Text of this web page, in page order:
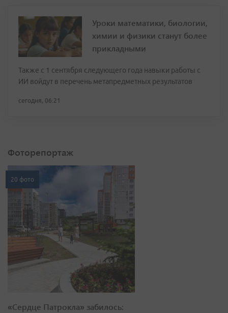
Уроки математики, биологии,
химии и физики станут более
прикладными
Также с 1 сентября следующего года навыки работы с
ИИ войдут в перечень метапредметных результатов
сегодня, 06:21
Фоторепортаж
20 фото
«Сердце Патрокла» забилось: